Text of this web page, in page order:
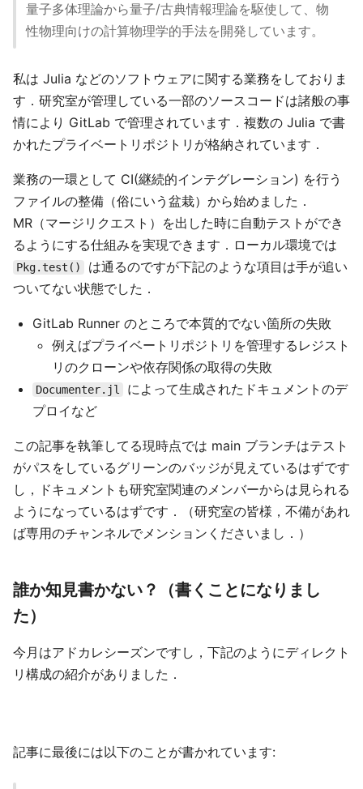
量子多体理論から量子/古典情報理論を駆使して、物
性物理向けの計算物理学的手法を開発しています。
私は Julia などのソフトウェアに関する業務をしておりま
す．研究室が管理している一部のソースコードは諸般の事
情により GitLab で管理されています．複数の Julia で書
かれたプライベートリポジトリが格納されています．
業務の一環として CI(継続的インテグレーション) を行う
ファイルの整備（俗にいう盆栽）から始めました．
MR（マージリクエスト）を出した時に自動テストができ
るようにする仕組みを実現できます．ローカル環境では
Pkg.test()
は通るのですが下記のような項目は手が追い
ついてない状態でした．
GitLab Runner のところで本質的でない箇所の失敗
例えばプライベートリポジトリを管理するレジスト
リのクローンや依存関係の取得の失敗
Documenter.jl
によって生成されたドキュメントのデ
プロイなど
この記事を執筆してる現時点では main ブランチはテスト
がパスをしているグリーンのバッジが見えているはずです
し，ドキュメントも研究室関連のメンバーからは見られる
ようになっているはずです．（研究室の皆様，不備があれ
ば専用のチャンネルでメンションくださいまし．）
誰か知見書かない？（書くことになりまし
た）
今月はアドカレシーズンですし，下記のようにディレクト
リ構成の紹介がありました．
記事に最後には以下のことが書かれています: